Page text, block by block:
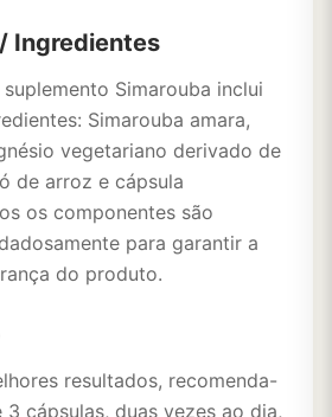
Ingredientes
Simarouba inclui
Simarouba amara,
vegetariano derivado de
de arroz e cápsula
os componentes são
para garantir a
do produto.
resultados, recomenda-
cápsulas, duas vezes ao dia,